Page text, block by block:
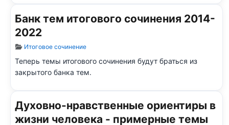
Банк тем итогового сочинения 2014-
2022
Информация о материале
Итоговое сочинение
Теперь темы итогового сочинения будут браться из
закрытого банка тем.
Духовно-нравственные ориентиры в
жизни человека - примерные темы